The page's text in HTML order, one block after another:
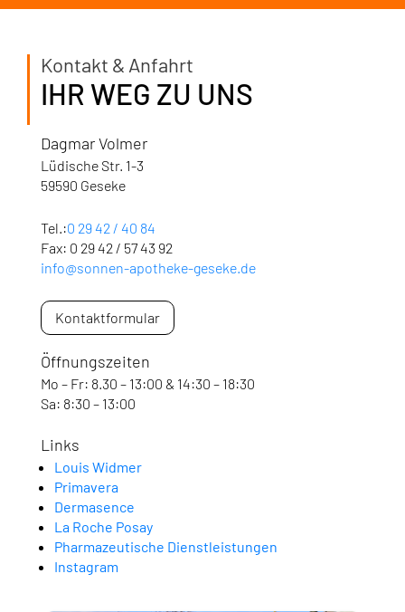
Kontakt & Anfahrt
IHR WEG ZU UNS
Dagmar Volmer
Lüdische Str. 1-3
59590 Geseke
Tel.:0 29 42 / 40 84
Fax: 0 29 42 / 57 43 92
info@sonnen-apotheke-geseke.de
Kontaktformular
Öffnungszeiten
Mo – Fr: 8.30 – 13:00 & 14:30 – 18:30
Sa: 8:30 – 13:00
Links
Louis Widmer
Primavera
Dermasence
La Roche Posay
Pharmazeutische Dienstleistungen
Instagram